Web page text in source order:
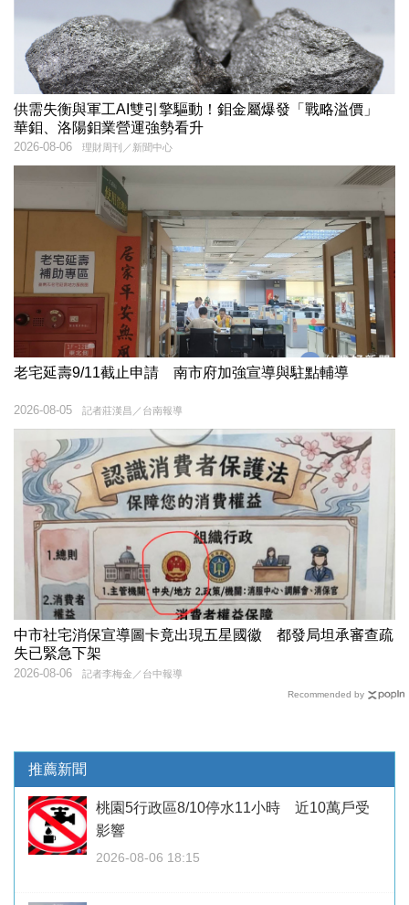
供需失衡與軍工AI雙引擎驅動！鉬金屬爆發「戰略溢價」
華鉬、洛陽鉬業營運強勢看升
理財周刊／新聞中心
2026-08-06
老宅延壽9/11截止申請 南市府加強宣導與駐點輔導
記者莊漢昌／台南報導
2026-08-05
中市社宅消保宣導圖卡竟出現五星國徽 都發局坦承審查疏
失已緊急下架
記者李梅金／台中報導
2026-08-06
Recommended by
推薦新聞
桃園5行政區8/10停水11小時 近10萬戶受
影響
2026-08-06 18:15